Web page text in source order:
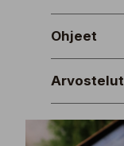
Ohjeet
Arvostelut